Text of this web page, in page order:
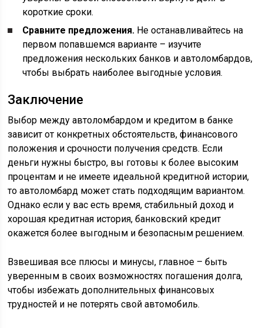
короткие сроки.
Сравните предложения. Не останавливайтесь на
первом попавшемся варианте – изучите
предложения нескольких банков и автоломбардов,
чтобы выбрать наиболее выгодные условия.
Заключение
Выбор между автоломбардом и кредитом в банке
зависит от конкретных обстоятельств, финансового
положения и срочности получения средств. Если
деньги нужны быстро, вы готовы к более высоким
процентам и не имеете идеальной кредитной истории,
то автоломбард может стать подходящим вариантом.
Однако если у вас есть время, стабильный доход и
хорошая кредитная история, банковский кредит
окажется более выгодным и безопасным решением.
Взвешивая все плюсы и минусы, главное – быть
уверенным в своих возможностях погашения долга,
чтобы избежать дополнительных финансовых
трудностей и не потерять свой автомобиль.